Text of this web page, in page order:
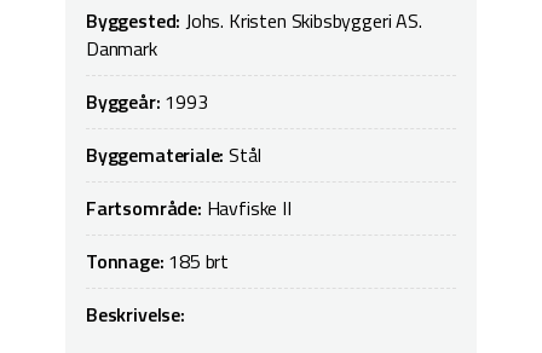
Byggested:Johs. Kristen Skibsbyggeri AS.
Danmark
Byggeår: 1993
Byggemateriale:Stål
Fartsområde: Havfiske II
Tonnage: 185 brt
Beskrivelse: